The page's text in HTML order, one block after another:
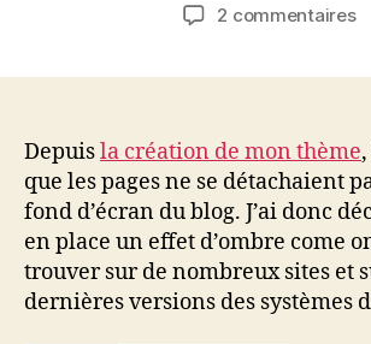
l’article
2 commentairessur
Depuisla création de mon thème
que les pages ne se détachaient
fond d’écran du blog. J’ai donc
en place un effet d’ombre come
trouver sur de nombreux sites et
dernières versions des systèmes